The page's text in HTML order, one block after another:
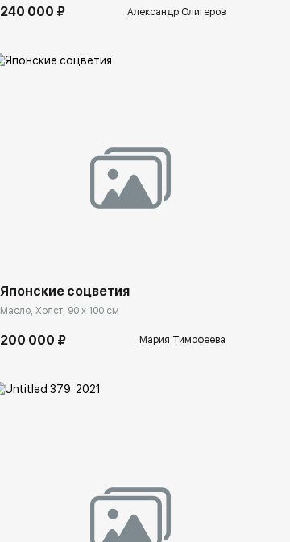
240 000 ₽ Александр Олигеров
Японские соцветия
Масло, Холст, 90 x 100 см
200 000 ₽ Мария Тимофеева